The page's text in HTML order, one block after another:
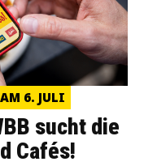
6. JULI
sucht die
Cafés!